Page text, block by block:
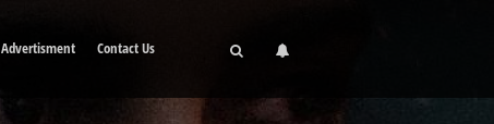
Advertisment Contact Us